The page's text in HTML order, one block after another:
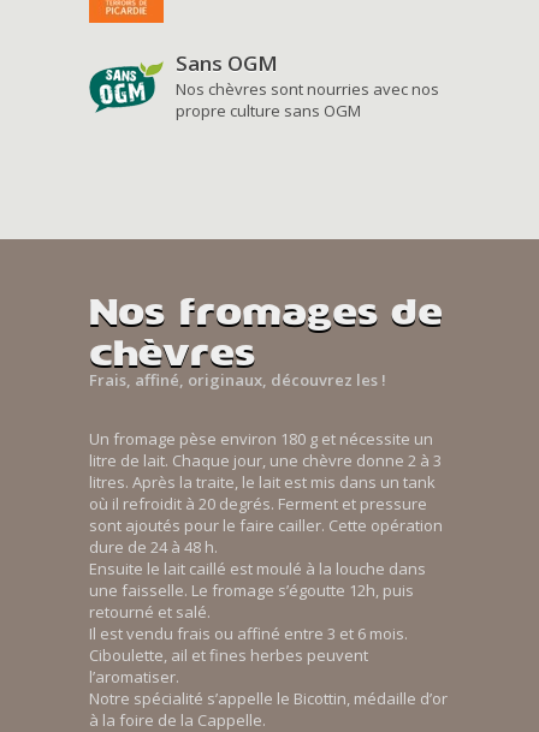
Sans OGM
Nos chèvres sont nourries avec nos
propre culture sans OGM
Nos fromages de
chèvres
Frais, affiné, originaux, découvrez les !
Un fromage pèse environ 180 g et nécessite un
litre de lait. Chaque jour, une chèvre donne 2 à 3
litres. Après la traite, le lait est mis dans un tank
où il refroidit à 20 degrés. Ferment et pressure
sont ajoutés pour le faire cailler. Cette opération
dure de 24 à 48 h.
Ensuite le lait caillé est moulé à la louche dans
une faisselle. Le fromage s’égoutte 12h, puis
retourné et salé.
Il est vendu frais ou affiné entre 3 et 6 mois.
Ciboulette, ail et fines herbes peuvent
l’aromatiser.
Notre spécialité s’appelle le Bicottin, médaille d’or
à la foire de la Cappelle.